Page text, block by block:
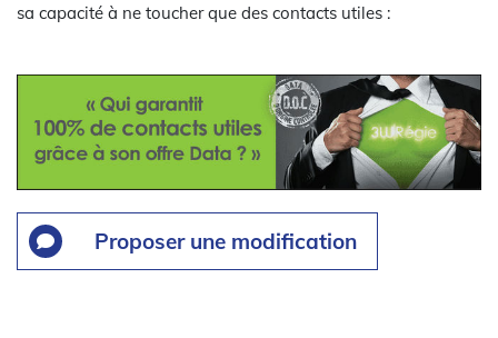
sa capacité à ne toucher que des contacts utiles :
Proposer une modification